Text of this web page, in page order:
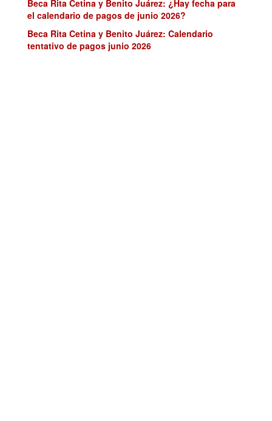
Beca Rita Cetina y Benito Juárez: ¿Hay fecha para
el calendario de pagos de junio 2026?
Beca Rita Cetina y Benito Juárez: Calendario
tentativo de pagos junio 2026